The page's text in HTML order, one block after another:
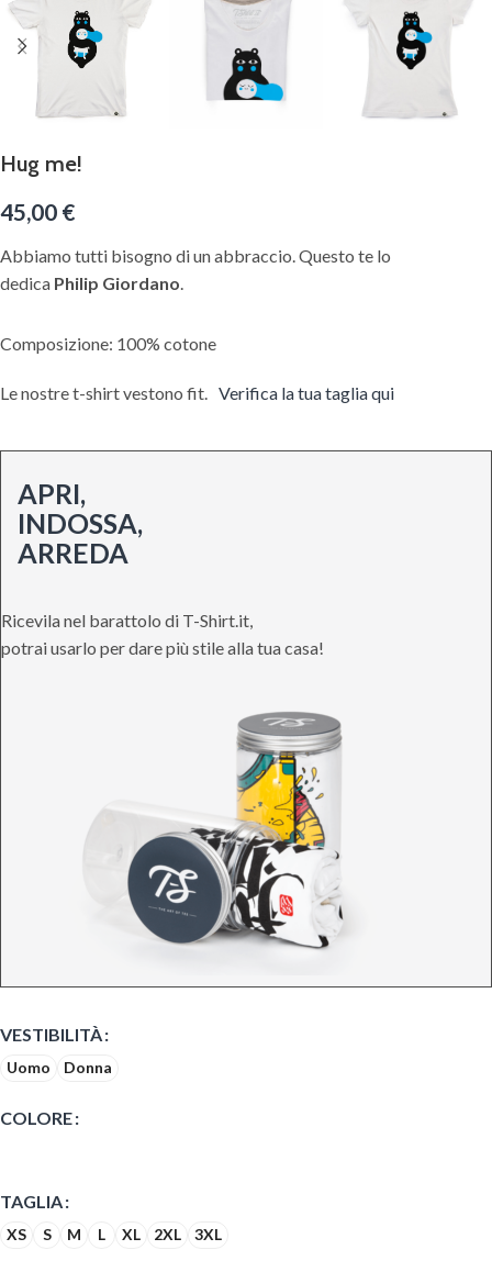
Hug me!
45,00 €
Abbiamo tutti bisogno di un abbraccio. Questo te lo
dedica Philip Giordano.
Composizione: 100% cotone
Le nostre t-shirt vestono fit. Verifica la tua taglia qui
APRI,
INDOSSA,
ARREDA
Ricevila nel barattolo di T-Shirt.it,
potrai usarlo per dare più stile alla tua casa!
VESTIBILITÀ
Uomo Donna
COLORE
TAGLIA
XS S M L XL 2XL 3XL